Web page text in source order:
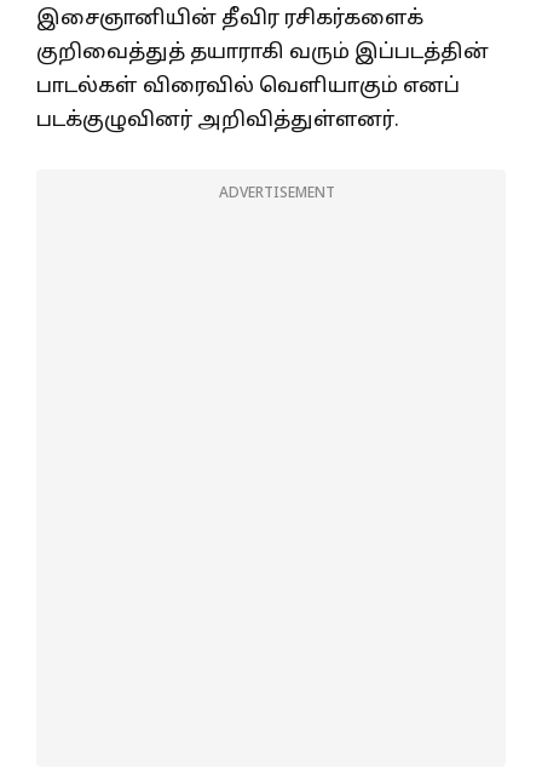
இசைஞானியின் தீவிர ரசிகர்களைக்
குறிவைத்துத் தயாராகி வரும் இப்படத்தின்
பாடல்கள் விரைவில் வெளியாகும் எனப்
படக்குழுவினர் அறிவித்துள்ளனர்.
ADVERTISEMENT